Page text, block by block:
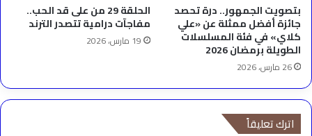
بتصويت الجمهور.. درة تحصد
جائزة أفضل ممثلة عن «علي
كلاي» في فئة المسلسلات
الطويلة برمضان 2026
26 مارس، 2026
الحلقة 29 من على قد الحب..
مفاجآت درامية تتصدر الترند
19 مارس، 2026
اترك تعليقاً